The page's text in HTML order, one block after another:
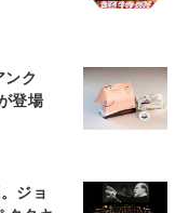
ンク
登場
ジョ